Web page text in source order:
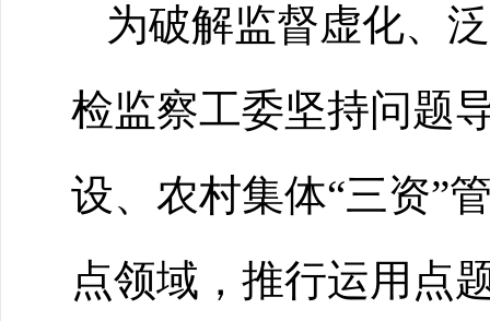
为破解监督虚化、
检监察工委坚持问题
设、农村集体“三资”
点领域，推行运用点